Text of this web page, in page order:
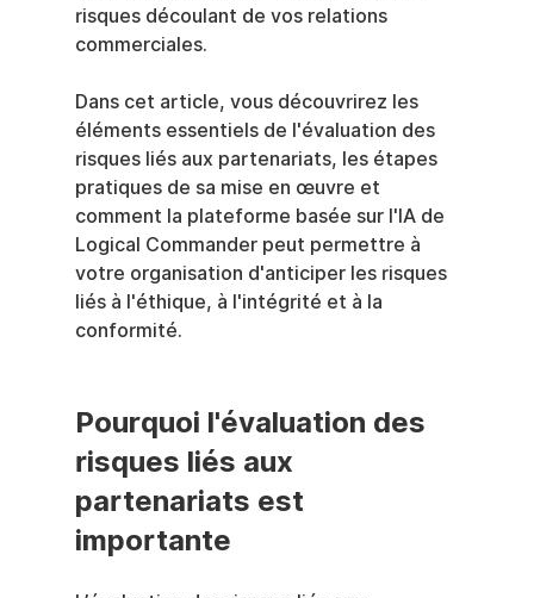
risques découlant de vos relations
commerciales.
Dans cet article, vous découvrirez les
éléments essentiels de l'évaluation des
risques liés aux partenariats, les étapes
pratiques de sa mise en œuvre et
comment la plateforme basée sur l'IA de
Logical Commander peut permettre à
votre organisation d'anticiper les risques
liés à l'éthique, à l'intégrité et à la
conformité.
Pourquoi l'évaluation des
risques liés aux
partenariats est
importante